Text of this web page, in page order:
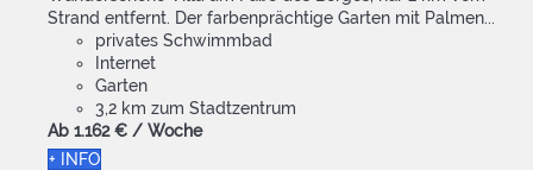
Strand entfernt. Der farbenprächtige Garten mit Palmen...
privates Schwimmbad
Internet
Garten
3,2 km zum Stadtzentrum
Ab 1.162 € / Woche
+ INFO